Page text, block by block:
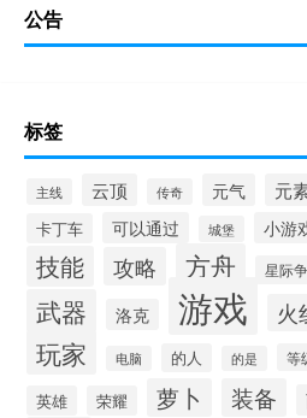
公告
标签
主线 云顶 传奇 元气 元
卡丁车
可以通过 城堡 小游
技能 攻略 方舟 星际
武器 洛克 游戏 火
玩家 电脑 的人 的是 等
英雄 荣耀 萝卜 装备